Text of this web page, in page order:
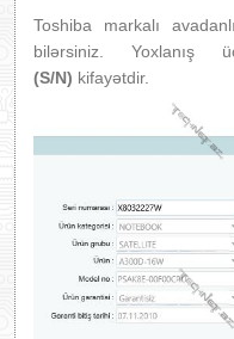
Toshiba markalı
bilərsiniz. Yoxlanış
(S/N) kifayətdir.